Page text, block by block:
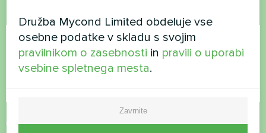
Komentar
Sprejmitepravilnik o zasebnosti
Družba Mycond Limited obdeluje vse
osebne podatke v skladu s svojim
pravilnikom o zasebnosti in pravili o uporabi
vsebine spletnega mesta.
Zavrnite